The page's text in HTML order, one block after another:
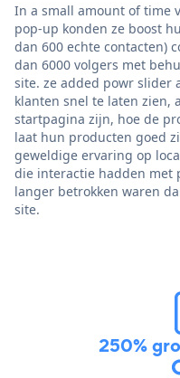
In a small amount of time
pop-up konden ze boost
dan 600 echte contacten)
dan 6000 volgers met
site. ze added powr slider
klanten snel te laten zien,
startpagina zijn, hoe de
laat hun producten goed
geweldige ervaring op
die interactie hadden met
langer betrokken waren
site.
250%